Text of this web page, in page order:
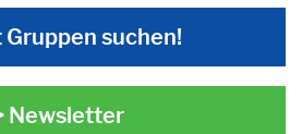
Gruppen suchen!
Newsletter